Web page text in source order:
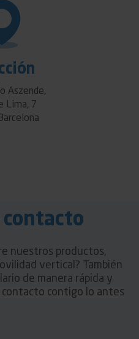
Aszende,
Lima, 7
nuestros productos,
vertical? También
de manera rápida y
contacto contigo lo antes